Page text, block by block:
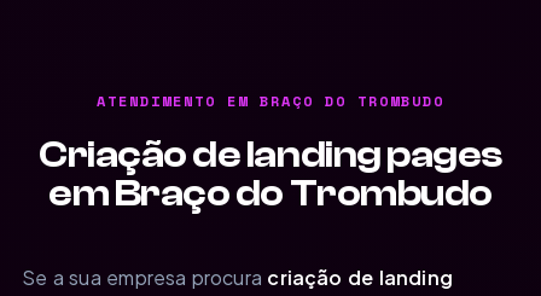
ATENDIMENTO EM BRAÇO DO TROMBUDO
Criação de landing pages
em Braço do Trombudo
Se a sua empresa procura criação de landing